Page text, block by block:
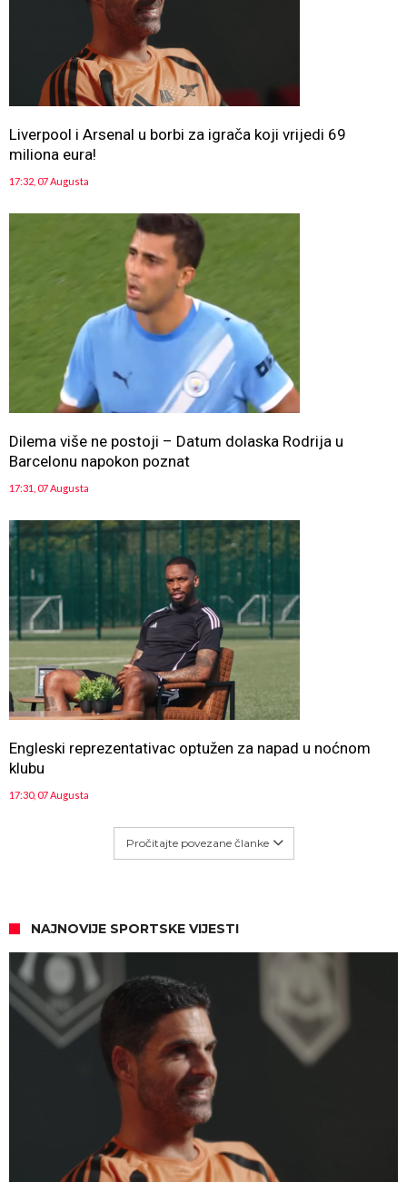
Liverpool i Arsenal u borbi za igrača koji vrijedi 69
miliona eura!
17:32, 07 Augusta
Dilema više ne postoji – Datum dolaska Rodrija u
Barcelonu napokon poznat
17:31, 07 Augusta
Engleski reprezentativac optužen za napad u noćnom
klubu
17:30, 07 Augusta
Pročitajte povezane članke
NAJNOVIJE SPORTSKE VIJESTI